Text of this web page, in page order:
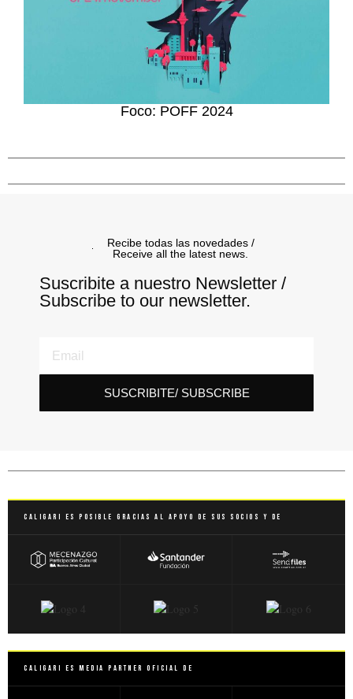
Foco: POFF 2024
Recibe todas las novedades /
Receive all the latest news.
Suscribite a nuestro Newsletter /
Subscribe to our newsletter.
SUSCRIBITE/ SUBSCRIBE
Caligari es posible gracias al apoyo de sus socios y de
Caligari es Media Partner Oficial de